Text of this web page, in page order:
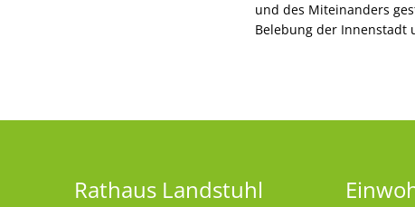
und des Miteinanders
Belebung der Innenstadt
Rathaus Landstuhl